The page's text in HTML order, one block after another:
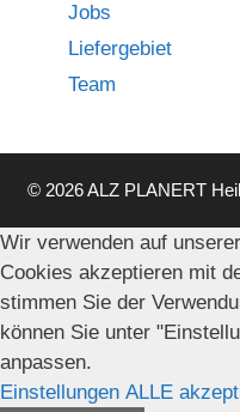
Jobs
Liefergebiet
Team
© 2026 ALZ PLANERT
Wir verwenden auf
Cookies akzeptieren mit
stimmen Sie der
können Sie unter
anpassen.
Einstellungen ALLE